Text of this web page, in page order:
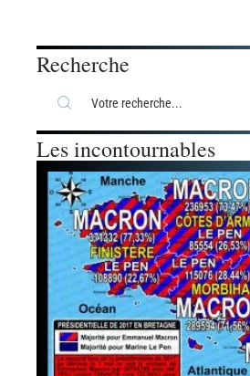
Recherche
Les incontournables